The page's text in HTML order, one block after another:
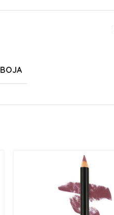
BOJA